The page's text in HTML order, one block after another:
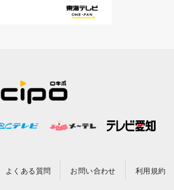
よくある質問 お問い合わせ 利用規約